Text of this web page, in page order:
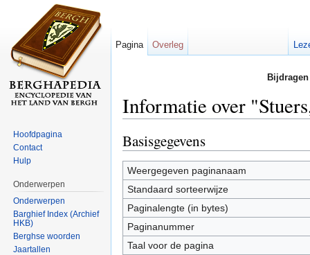
Informatie over
Basisgegevens
Weergegeven paginanaam
Standaard sorteerwijze
Paginalengte (in bytes)
Paginanummer
Taal voor de pagina
Pagina Overleg
Hoofdpagina
Contact
Hulp
Onderwerpen
Onderwerpen
Barghief Index (Archief
HKB)
Berghse woorden
Jaartallen